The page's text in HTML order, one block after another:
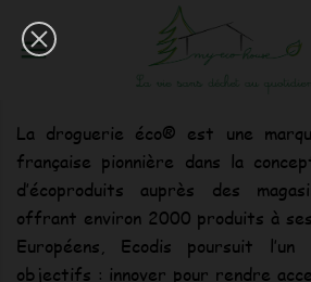

Liste des produits de la
La droguerie éco® est une
française pionnière dans la
d’écoproduits auprès des
offrant environ 2000 produits à
Européens, Ecodis poursuit
objectifs : innover pour rendre